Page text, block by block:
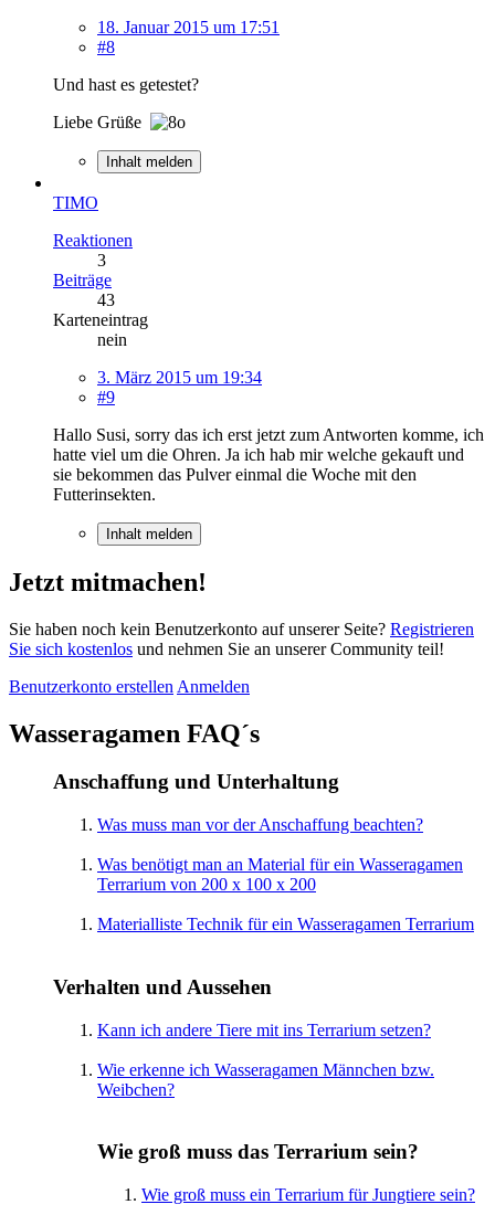
18. Januar 2015 um 17:51
#8
Und hast es getestet?
Liebe Grüße
Inhalt melden
TIMO
Reaktionen
3
Beiträge
43
Karteneintrag
nein
3. März 2015 um 19:34
#9
Hallo Susi, sorry das ich erst jetzt zum Antworten komme, ich
hatte viel um die Ohren. Ja ich hab mir welche gekauft und
sie bekommen das Pulver einmal die Woche mit den
Futterinsekten.
Inhalt melden
Jetzt mitmachen!
Sie haben noch kein Benutzerkonto auf unserer Seite? Registrieren
Sie sich kostenlos und nehmen Sie an unserer Community teil!
Benutzerkonto erstellen Anmelden
Wasseragamen FAQ´s
Anschaffung und Unterhaltung
Was muss man vor der Anschaffung beachten?
Was benötigt man an Material für ein Wasseragamen
Terrarium von 200 x 100 x 200
Materialliste Technik für ein Wasseragamen Terrarium
Verhalten und Aussehen
Kann ich andere Tiere mit ins Terrarium setzen?
Wie erkenne ich Wasseragamen Männchen bzw.
Weibchen?
Wie groß muss das Terrarium sein?
Wie groß muss ein Terrarium für Jungtiere sein?